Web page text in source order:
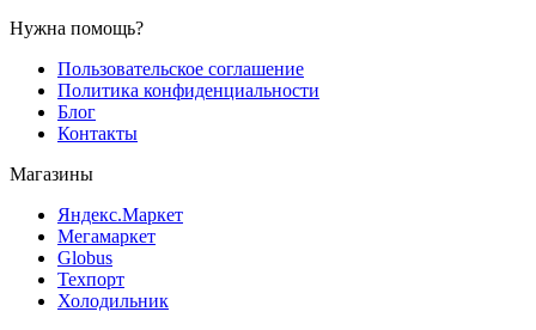
Нужна помощь?
Пользовательское соглашение
Политика конфиденциальности
Блог
Контакты
Магазины
Яндекс.Маркет
Мегамаркет
Globus
Техпорт
Холодильник